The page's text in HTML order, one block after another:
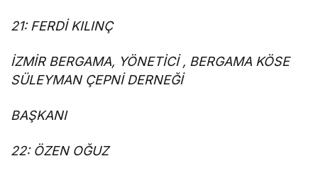
21: FERDİ KILINÇ
İZMİR BERGAMA, YÖNETİCİ , BERGAMA KÖSE
SÜLEYMAN ÇEPNİ DERNEĞİ
BAŞKANI
22: ÖZEN OĞUZ